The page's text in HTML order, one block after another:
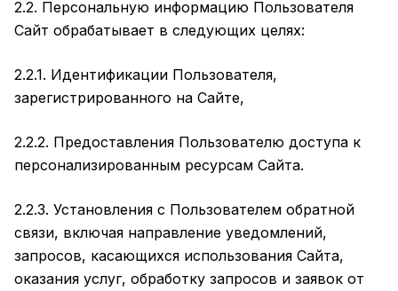
2.2. Персональную информацию Пользователя
Сайт обрабатывает в следующих целях:
2.2.1. Идентификации Пользователя,
зарегистрированного на Сайте,
2.2.2. Предоставления Пользователю доступа к
персонализированным ресурсам Сайта.
2.2.3. Установления с Пользователем обратной
связи, включая направление уведомлений,
запросов, касающихся использования Сайта,
оказания услуг, обработку запросов и заявок от